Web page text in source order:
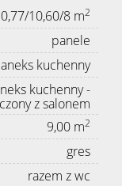
10,60/8 m2
panele
aneks kuchenny
kuchenny -
z salonem
9,00 m2
gres
razem z wc